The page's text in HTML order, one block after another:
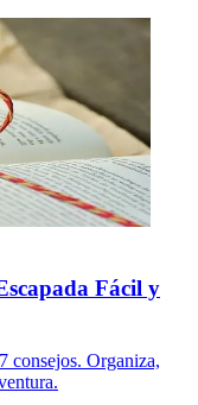
Fácil y
consejos. Organiza,